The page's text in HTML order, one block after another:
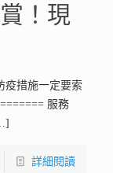
！現
疫措施一定要索
服務
詳細閱讀